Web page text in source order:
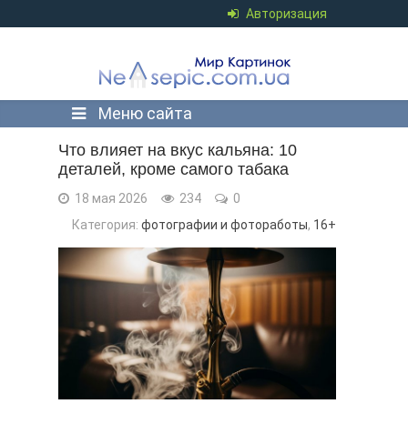
Авторизация
Меню сайта
Что влияет на вкус кальяна: 10
деталей, кроме самого табака
18 мая 2026 234
0
Категория: фотографии и фотоработы, 16+